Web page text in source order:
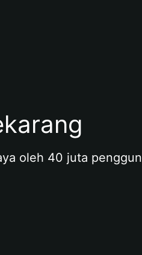
oleh 40 juta